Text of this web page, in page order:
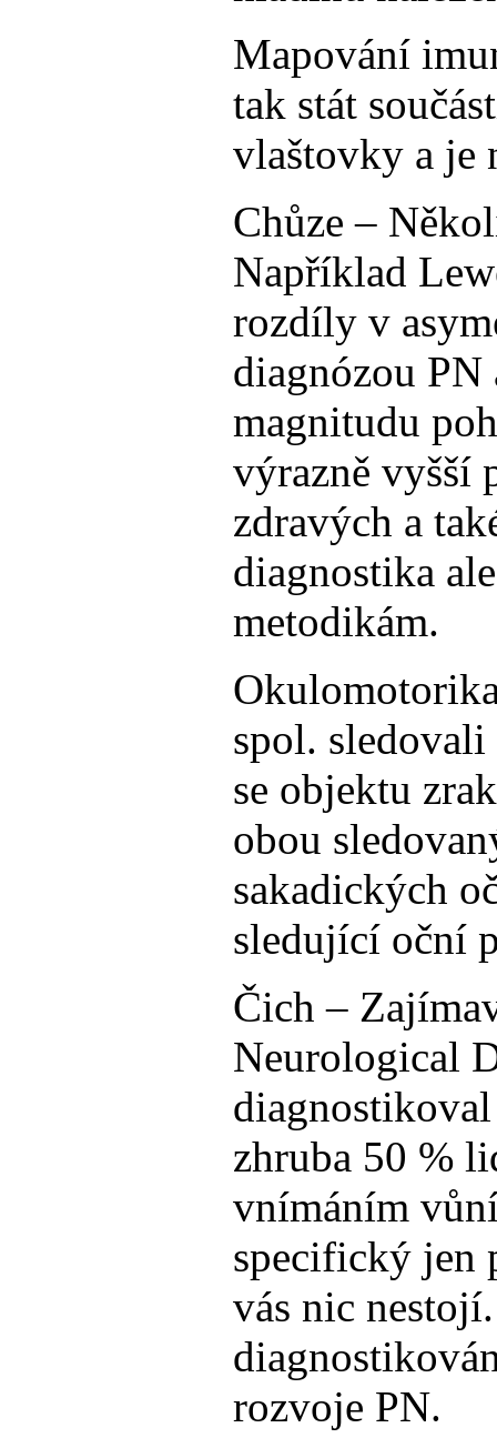
Mapování
tak stát
vlaštovky a je
Chůze –
Například
rozdíly v
diagnózou
magnitudu
výrazně vyšší
zdravých a
diagnostika
metodikám.
spol.
se objektu
obou
sakadických
sledující oční
Čich –
Neurological
zhruba 50 %
vnímáním
specifický jen
vás nic
rozvoje PN.